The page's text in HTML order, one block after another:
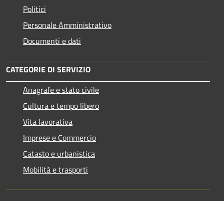
Politici
Personale Amministrativo
Documenti e dati
CATEGORIE DI SERVIZIO
Anagrafe e stato civile
Cultura e tempo libero
Vita lavorativa
Imprese e Commercio
Catasto e urbanistica
Mobilità e trasporti